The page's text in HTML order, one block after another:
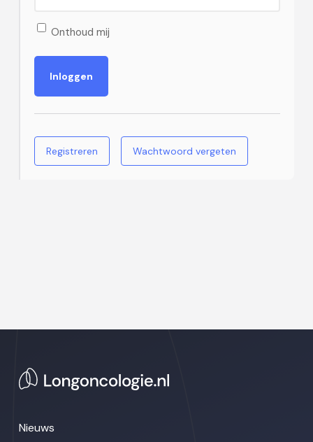
Onthoud mij
Registreren Wachtwoord vergeten
Nieuws